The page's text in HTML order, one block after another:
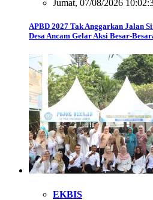
Jumat, 07/08/2026
APBD 2027 Tak Anggarkan Jalan
Desa Ancam Gelar Aksi Besar-
EKBIS